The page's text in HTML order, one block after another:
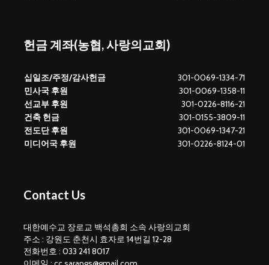
헌금 계좌(농협, 사랑의교회)
십일조/주정/감사헌금
301-0069-1334-71
민사국 후원
301-0069-1358-11
선교부 후원
301-0226-8116-21
건축 헌금
301-0155-3809-11
전도단 후원
301-0069-1347-21
미디어국 후원
301-0226-8124-01
Contact Us
대한예수교 장로교 백석총회 소속 사랑의교회
주소 : 강원도 춘천시 효자로 14번길 12-28
전화번호 : 033 241 8017